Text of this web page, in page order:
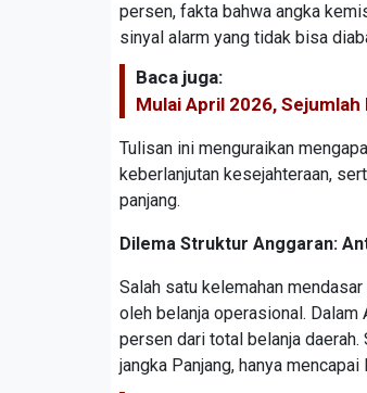
persen, fakta bahwa angka
sinyal alarm yang tidak bisa
Baca juga:
Mulai April 2026,
Tulisan ini menguraikan
keberlanjutan kesejahteraan,
panjang.
Dilema Struktur Anggaran:
Salah satu kelemahan
oleh belanja operasional.
persen dari total belanja
jangka Panjang, hanya